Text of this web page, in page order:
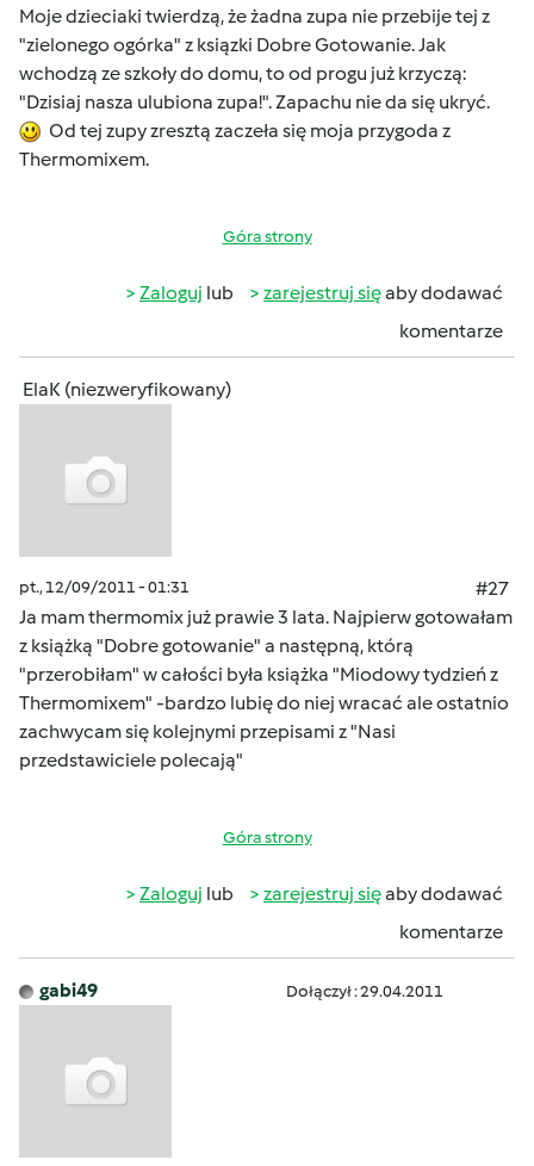
Moje dzieciaki twierdzą, że żadna zupa nie przebije tej z
"zielonego ogórka" z ksiązki Dobre Gotowanie. Jak
wchodzą ze szkoły do domu, to od progu już krzyczą:
"Dzisiaj nasza ulubiona zupa!". Zapachu nie da się ukryć.
Od tej zupy zresztą zaczeła się moja przygoda z
Thermomixem.
Góra strony
Zaloguj lub zarejestruj sięaby dodawać
komentarze
ElaK (niezweryfikowany)
pt., 12/09/2011 - 01:31
#27
Ja mam thermomix już prawie 3 lata. Najpierw gotowałam
z książką "Dobre gotowanie" a następną, którą
"przerobiłam" w całości była książka "Miodowy tydzień z
Thermomixem" -bardzo lubię do niej wracać ale ostatnio
zachwycam się kolejnymi przepisami z "Nasi
przedstawiciele polecają"
Góra strony
Zaloguj lub zarejestruj sięaby dodawać
komentarze
gabi49 Dołączył : 29.04.2011